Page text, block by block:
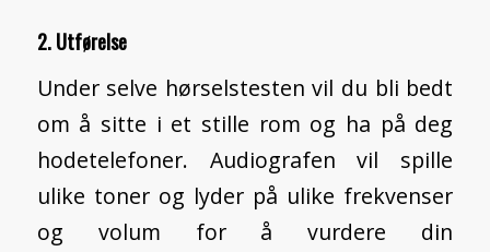
2. Utførelse
Under selve hørselstesten vil du bli bedt
om å sitte i et stille rom og ha på deg
hodetelefoner. Audiografen vil spille
ulike toner og lyder på ulike frekvenser
og volum for å vurdere din